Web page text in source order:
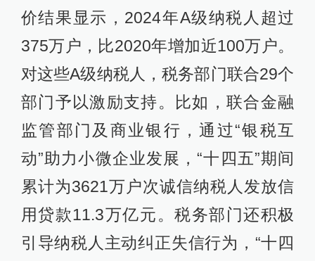
价结果显示，2024年A级纳税人超过
375万户，比2020年增加近100万户。
对这些A级纳税人，税务部门联合29个
部门予以激励支持。比如，联合金融
监管部门及商业银行，通过“银税互
动”助力小微企业发展，“十四五”期间
累计为3621万户次诚信纳税人发放信
用贷款11.3万亿元。税务部门还积极
引导纳税人主动纠正失信行为，“十四